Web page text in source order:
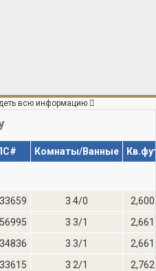
всю информацию
Комнаты/Ванные
3 4/0
2,600
3 3/1
2,661
3 3/1
2,661
3 2/1
2,762